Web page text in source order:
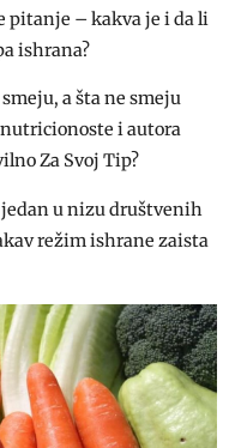
pitanje – kakva je i da li
ishrana?
a šta ne smeju
i autora
Za Svoj Tip?
jedan u nizu društvenih
režim ishrane zaista